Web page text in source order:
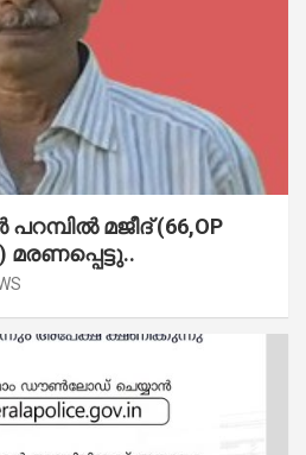
മജീദ് (66,OP
മരണപ്പെട്ടു..